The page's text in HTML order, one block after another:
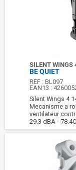
SILENT WINGS
BE QUIET
REF :BL097
EAN13 :
Silent Wings 4
Mecanisme a
ventilateur
29.3 dBA -